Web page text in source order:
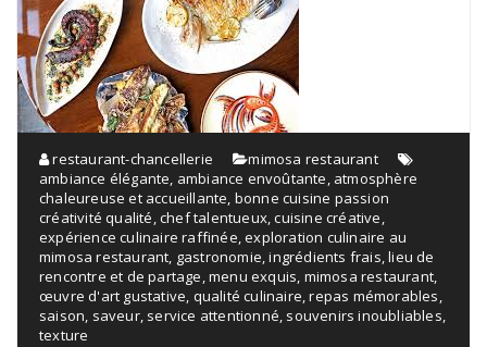
restaurant-chancellerie
mimosa restaurant
ambiance élégante, ambiance envoûtante, atmosphère
chaleureuse et accueillante, bonne cuisine passion
créativité qualité,chef talentueux,cuisine créative,
expérience culinaire raffinée,exploration culinaire au
mimosa restaurant, gastronomie,ingrédients frais,lieu de
rencontre et de partage,menu exquis, mimosa restaurant,
œuvre d'art gustative, qualité culinaire,repas mémorables,
saison, saveur, service attentionné, souvenirs inoubliables,
texture